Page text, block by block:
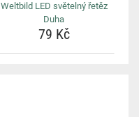
Weltbild LED světelný řetěz
Duha
79 Kč